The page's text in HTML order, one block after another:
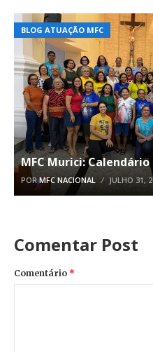
BLOG ATUAÇÃO MFC
MFC Murici:
PORMFC NACIONAL JULHO 31,
Comentar Post
Comentário *